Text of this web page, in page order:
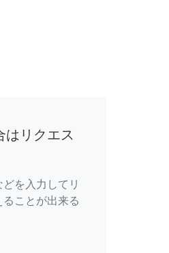
はリクエス
を入力してリ
ことが出来る